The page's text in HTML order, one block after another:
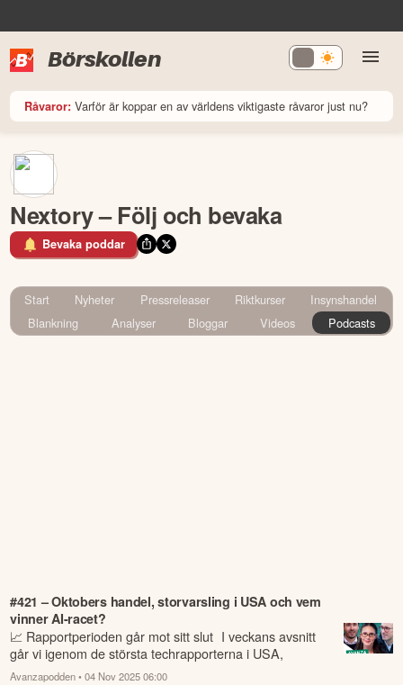
Börskollen
Råvaror: Varför är koppar en av världens viktigaste råvaror just nu?
Nextory – Följ och bevaka
Bevaka poddar
Start Nyheter Pressreleaser Riktkurser
Insynshandel
Blankning
Analyser Bloggar Videos Podcasts
#421 – Oktobers handel, storvarsling i USA och vem
vinner AI-racet?
📈 Rapportperioden går mot sitt slut I veckans avsnitt
går vi igenom de största techrapporterna i USA,
svenska börsens vinnare och förlorare...
Avanzapodden • 04 Nov 2025 06:00